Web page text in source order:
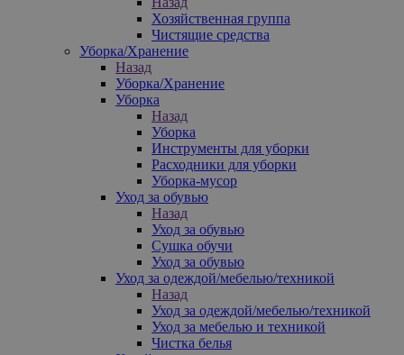
Хозяйственная группа
Чистящие средства
Уборка/Хранение
Назад
Уборка/Хранение
Уборка
Назад
Уборка
Инструменты для уборки
Расходники для уборки
Уборка-мусор
Уход за обувью
Назад
Уход за обувью
Сушка обучи
Уход за обувью
Уход за одеждой/мебелью/техникой
Назад
Уход за одеждой/мебелью/техникой
Уход за мебелью и техникой
Чистка белья